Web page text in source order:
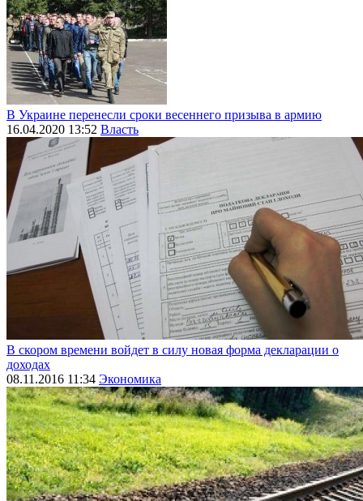
В Украине перенесли сроки весеннего призыва в армию
16.04.2020 13:52 Власть
В скором времени войдет в силу новая форма декларации о
доходах
08.11.2016 11:34 Экономика